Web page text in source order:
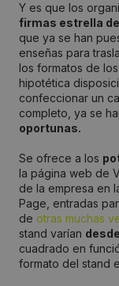
Y es que los
firmas estrella
que ya se han
enseñas para
los formatos de
hipotética
confeccionar un
completo, ya se
oportunas.
Se ofrece a los
la página web de
de la empresa en
Page, entradas
de otras muchas
stand varían
cuadrado en
formato del stand